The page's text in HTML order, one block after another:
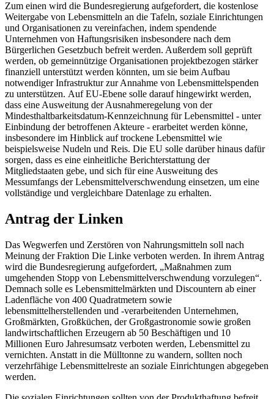
Zum einen wird die Bundesregierung aufgefordert, die kostenlose
Weitergabe von Lebensmitteln an die Tafeln, soziale Einrichtungen
und Organisationen zu vereinfachen, indem spendende
Unternehmen von Haftungsrisiken insbesondere nach dem
Bürgerlichen Gesetzbuch befreit werden. Außerdem soll geprüft
werden, ob gemeinnützige Organisationen projektbezogen stärker
finanziell unterstützt werden könnten, um sie beim Aufbau
notwendiger Infrastruktur zur Annahme von Lebensmittelspenden
zu unterstützen. Auf EU-Ebene solle darauf hingewirkt werden,
dass eine Ausweitung der Ausnahmeregelung von der
Mindesthaltbarkeitsdatum-Kennzeichnung für Lebensmittel - unter
Einbindung der betroffenen Akteure - erarbeitet werden könne,
insbesondere im Hinblick auf trockene Lebensmittel wie
beispielsweise Nudeln und Reis. Die EU solle darüber hinaus dafür
sorgen, dass es eine einheitliche Berichterstattung der
Mitgliedstaaten gebe, und sich für eine Ausweitung des
Messumfangs der Lebensmittelverschwendung einsetzen, um eine
vollständige und vergleichbare Datenlage zu erhalten.
Antrag der Linken
Das Wegwerfen und Zerstören von Nahrungsmitteln soll nach
Meinung der Fraktion Die Linke verboten werden. In ihrem Antrag
wird die Bundesregierung aufgefordert, „Maßnahmen zum
umgehenden Stopp von Lebensmittelverschwendung vorzulegen“.
Demnach solle es Lebensmittelmärkten und Discountern ab einer
Ladenfläche von 400 Quadratmetern sowie
lebensmittelherstellenden und -verarbeitenden Unternehmen,
Großmärkten, Großküchen, der Großgastronomie sowie großen
landwirtschaftlichen Erzeugern ab 50 Beschäftigen und 10
Millionen Euro Jahresumsatz verboten werden, Lebensmittel zu
vernichten. Anstatt in die Mülltonne zu wandern, sollten noch
verzehrfähige Lebensmittelreste an soziale Einrichtungen abgegeben
werden.